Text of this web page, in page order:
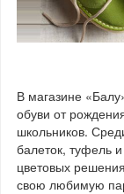
В магазине
обуви от
школьников.
балеток, туфель
цветовых
свою любимую